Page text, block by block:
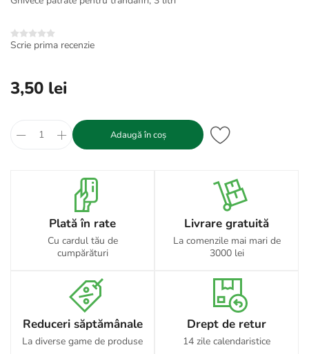
Scrie prima recenzie
3,50 lei
Adaugă în coș
Plată în rate
Cu cardul tău de
cumpărături
Livrare gratuită
La comenzile mai mari de
3000 lei
Reduceri săptămânale
La diverse game de produse
Drept de retur
14 zile calendaristice